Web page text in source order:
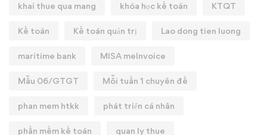
khai thue qua mang khóa học kế toán KTQT
Kế toán Kế toán quản trị Lao dong tien luong
maritime bank MISA meInvoice
Mẫu 06/GTGT Mỗi tuần 1 chuyên đề
phan mem htkk phát triển cá nhân
phần mềm kế toán quan ly thue